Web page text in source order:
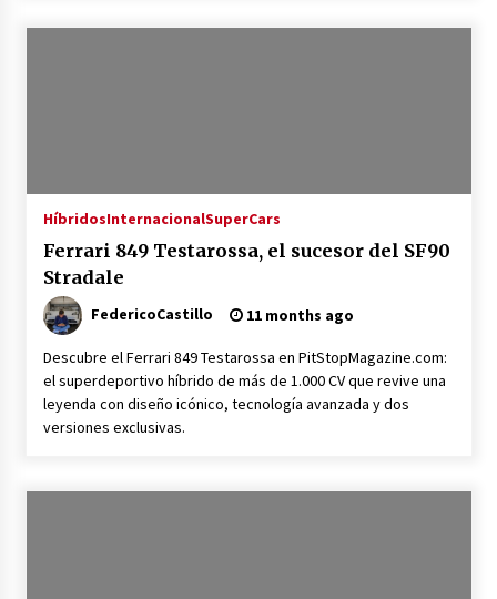
HíbridosInternacionalSuperCars
Ferrari 849 Testarossa, el sucesor del SF90
Stradale
FedericoCastillo 11 months ago
Descubre el Ferrari 849 Testarossa en PitStopMagazine.com:
el superdeportivo híbrido de más de 1.000 CV que revive una
leyenda con diseño icónico, tecnología avanzada y dos
versiones exclusivas.